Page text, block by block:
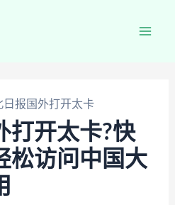
日报国外打开太卡
打开太卡?快
松访问中国大